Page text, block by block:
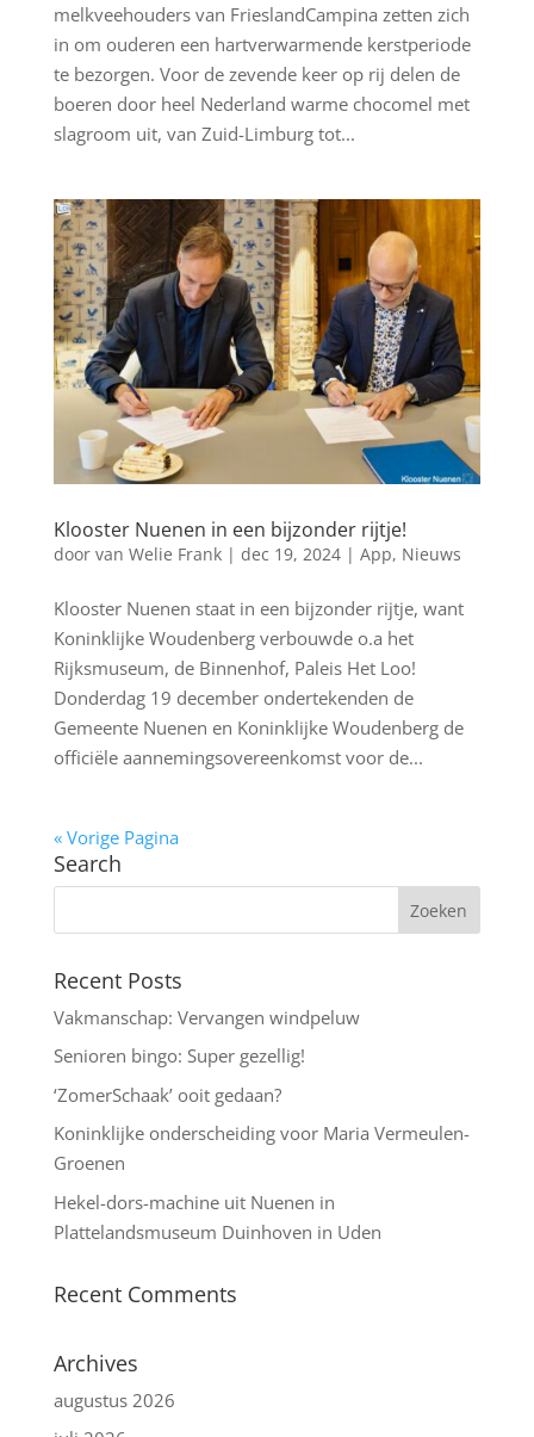
melkveehouders van FrieslandCampina zetten zich
in om ouderen een hartverwarmende kerstperiode
te bezorgen. Voor de zevende keer op rij delen de
boeren door heel Nederland warme chocomel met
slagroom uit, van Zuid-Limburg tot...
Klooster Nuenen in een bijzonder rijtje!
door van Welie Frank| dec 19, 2024| App, Nieuws
Klooster Nuenen staat in een bijzonder rijtje, want
Koninklijke Woudenberg verbouwde o.a het
Rijksmuseum, de Binnenhof, Paleis Het Loo!
Donderdag 19 december ondertekenden de
Gemeente Nuenen en Koninklijke Woudenberg de
officiële aannemingsovereenkomst voor de...
« Vorige Pagina
Search
Recent Posts
Vakmanschap: Vervangen windpeluw
Senioren bingo: Super gezellig!
‘ZomerSchaak’ ooit gedaan?
Koninklijke onderscheiding voor Maria Vermeulen-
Groenen
Hekel-dors-machine uit Nuenen in
Plattelandsmuseum Duinhoven in Uden
Recent Comments
Archives
augustus 2026